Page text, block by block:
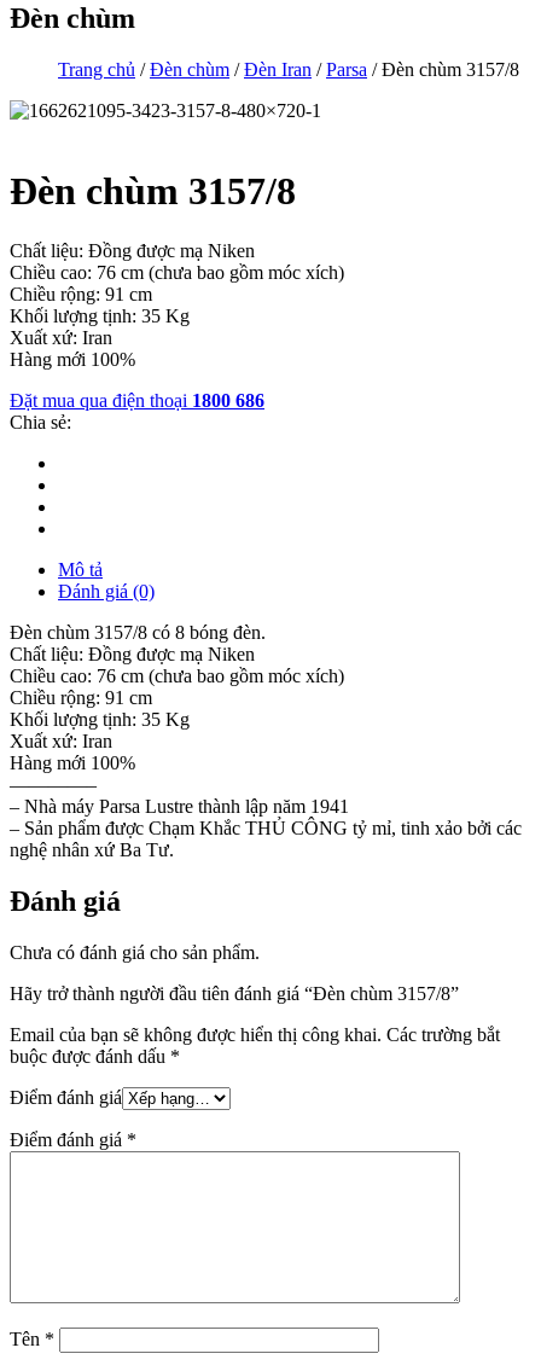
Đèn chùm
Trang chủ /Đèn chùm /Đèn Iran /Parsa / Đèn chùm 3157/8
Đèn chùm 3157/8
Chất liệu: Đồng được mạ Niken
Chiều cao: 76 cm (chưa bao gồm móc xích)
Chiều rộng: 91 cm
Khối lượng tịnh: 35 Kg
Xuất xứ: Iran
Hàng mới 100%
Đặt mua qua điện thoại 1800 686
Chia sẻ:
Mô tả
Đánh giá (0)
Đèn chùm 3157/8 có 8 bóng đèn.
Chất liệu: Đồng được mạ Niken
Chiều cao: 76 cm (chưa bao gồm móc xích)
Chiều rộng: 91 cm
Khối lượng tịnh: 35 Kg
Xuất xứ: Iran
Hàng mới 100%
————–
– Nhà máy Parsa Lustre thành lập năm 1941
– Sản phẩm được Chạm Khắc THỦ CÔNG tỷ mỉ, tinh xảo bởi các
nghệ nhân xứ Ba Tư.
Đánh giá
Chưa có đánh giá cho sản phẩm.
Hãy trở thành người đầu tiên đánh giá “Đèn chùm 3157/8”
Email của bạn sẽ không được hiển thị công khai. Các trường bắt
buộc được đánh dấu *
Điểm đánh giá
Điểm đánh giá *
Tên *